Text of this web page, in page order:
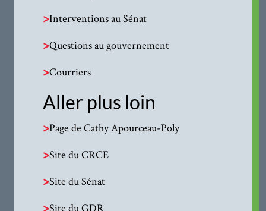
>Interventions au Sénat
>Questions au gouvernement
>Courriers
Aller plus loin
>Page de Cathy Apourceau-Poly
>Site du CRCE
>Site du Sénat
>Site du GDR